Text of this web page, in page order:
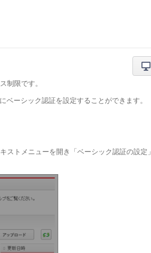
制限です。
ーシック認証を設定することができます。
ストメニューを開き「ベーシック認証の設定」